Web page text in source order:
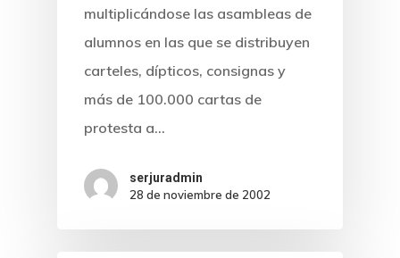
multiplicándose las asambleas de
alumnos en las que se distribuyen
carteles, dípticos, consignas y
más de 100.000 cartas de
protesta a…
serjuradmin
28 de noviembre de 2002